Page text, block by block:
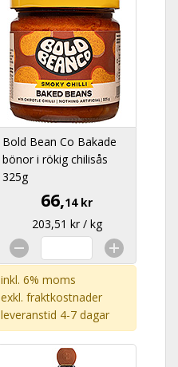
Bold Bean Co Bakade
bönor i rökig chilisås
325g
66,14 kr
203,51 kr / kg
inkl. 6% moms
exkl. fraktkostnader
leveranstid 4-7 dagar